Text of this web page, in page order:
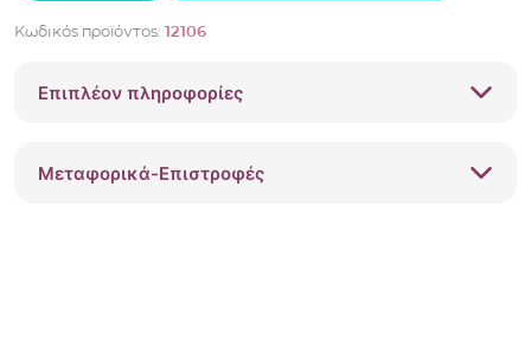
με
Munchkin
Κωδικός προϊόντος: 12106
Επιπλέον πληροφορίες
Μεταφορικά-Επιστροφές